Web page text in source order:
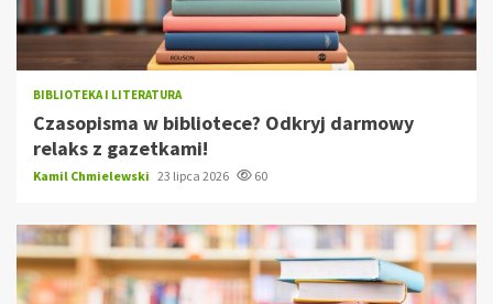
BIBLIOTEKA I LITERATURA
Czasopisma w bibliotece? Odkryj darmowy
relaks z gazetkami!
Kamil Chmielewski 23 lipca 2026 60